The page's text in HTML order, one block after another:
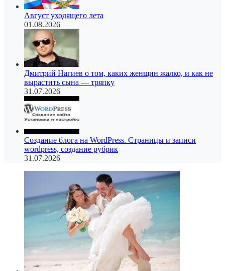
Август уходящего лета
01.08.2026
Дмитрий Нагиев о том, каких женщин жалко, и как не
вырастить сына — тряпку
31.07.2026
Создание блога на WordPress. Страницы и записи
wordpress, создание рубрик
31.07.2026